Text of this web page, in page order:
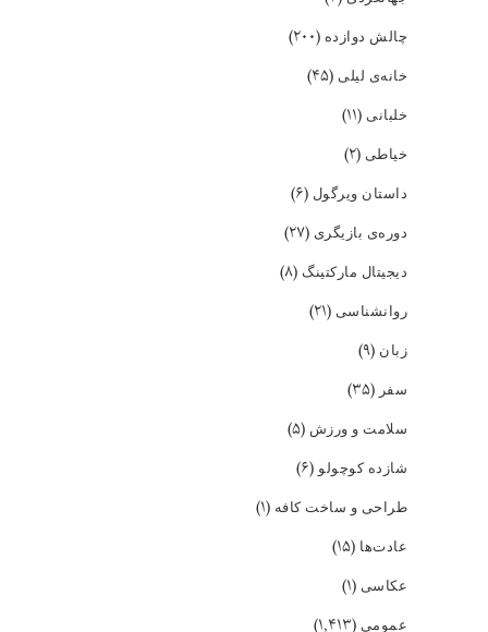
چالش دوازده (۲۰۰)
خانه‌ی لیلی (۴۵)
خلبانی (۱۱)
خیاطی (۲)
داستان ویرگول (۶)
دوره‌ی بازیگری (۲۷)
دیجیتال مارکتینگ (۸)
روانشناسی (۲۱)
زبان (۹)
سفر (۳۵)
سلامت و ورزش (۵)
شازده کوچولو(۶)
طراحی و ساخت کافه (۱)
عادت‌ها (۱۵)
عکاسی (۱)
عمومی (۱,۴۱۳)